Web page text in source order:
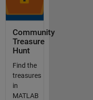
Community
Treasure
Hunt
Find the
treasures
in
MATLAB